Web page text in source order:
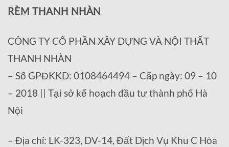
RÈM THANH NHÀN
CÔNG TY CỔ PHẦN XÂY DỰNG VÀ NỘI THẤT
THANH NHÀN
– Số GPĐKKD: 0108464494 – Cấp ngày: 09 – 10
– 2018 || Tại sở kế hoạch đầu tư thành phố Hà
Nội
– Địa chỉ: LK-323, DV-14, Đất Dịch Vụ Khu C Hòa